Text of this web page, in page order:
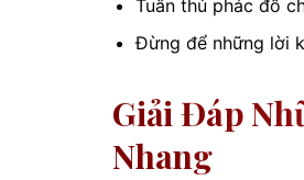
Tuân thủ phác đồ
Đừng để những lời
Giải Đáp
Nhang